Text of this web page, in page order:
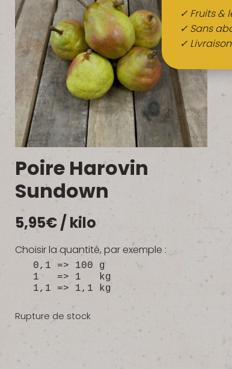
Poire Harovin
Sundown
5,95€/ kilo
Choisir la quantité, par exemple :
0,1 => 100 g
1 => 1 kg
1,1 => 1,1 kg
Rupture de stock
✓ Fruits &
✓ Sans
✓